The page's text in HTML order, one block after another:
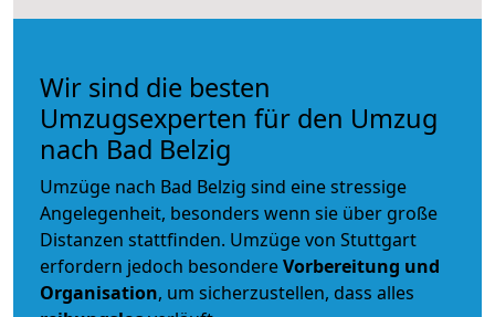
Wir sind die besten
Umzugsexperten für den Umzug
nach Bad Belzig
Umzüge nach Bad Belzig sind eine stressige
Angelegenheit, besonders wenn sie über große
Distanzen stattfinden. Umzüge von Stuttgart
erfordern jedoch besondereVorbereitung und
Organisation, um sicherzustellen, dass alles